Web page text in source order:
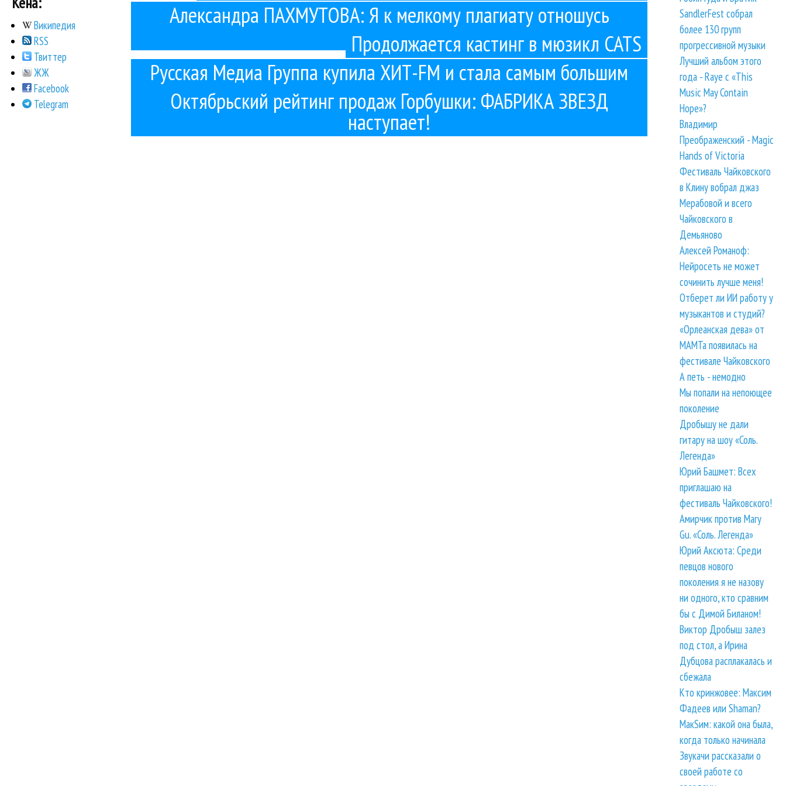
Александра ПАХМУТОВА: Я к мелкому плагиату отношусь
лояльно
Продолжается кастинг в мюзикл CATS
Русская Медиа Группа купила ХИТ-FM и стала самым большим
радиомагнатом
Октябрьский рейтинг продаж Горбушки: ФАБРИКА ЗВЕЗД
наступает!
Википедия
RSS
Твиттер
ЖЖ
Facebook
Telegram
SandlerFest собрал
более 130 групп
прогрессивной музыки
Лучший альбом этого
года - Raye с «This
Music May Contain
Hope»?
Владимир
Преображенский - Magic
Hands of Victoria
Фестиваль Чайковского
в Клину вобрал джаз
Мерабовой и всего
Чайковского в
Демьяново
Алексей Романоф:
Нейросеть не может
сочинить лучше меня!
Отберет ли ИИ работу у
музыкантов и студий?
«Орлеанская дева» от
МАМТа появилась на
фестивале Чайковского
А петь - немодно
Мы попали на непоющее
поколение
Дробышу не дали
гитару на шоу «Соль.
Легенда»
Юрий Башмет: Всех
приглашаю на
фестиваль Чайковского!
Амирчик против Mary
Gu. «Соль. Легенда»
Юрий Аксюта: Среди
певцов нового
поколения я не назову
ни одного, кто сравним
бы с Димой Биланом!
Виктор Дробыш залез
под стол, а Ирина
Дубцова расплакалась и
сбежала
Кто кринжовее: Максим
Фадеев или Shaman?
МакSим: какой она была,
когда только начинала
Звукачи рассказали о
своей работе со